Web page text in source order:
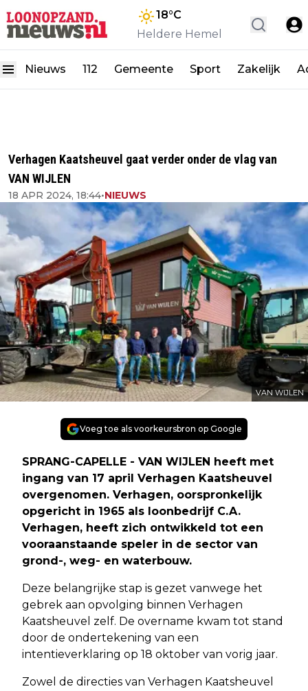
18°C
Heldere Hemel
Nieuws 112 Gemeente Sport Zakelijk
Verhagen Kaatsheuvel gaat verder onder de vlag van
VAN WIJLEN
18 APR 2024, 18:44•NIEUWS
VAN WIJLEN
Voeg toe als voorkeursbron op Google
SPRANG-CAPELLE - VAN WIJLEN heeft met
ingang van 17 april Verhagen Kaatsheuvel
overgenomen. Verhagen, oorspronkelijk
opgericht in 1965 als loonbedrijf C.A.
Verhagen, heeft zich ontwikkeld tot een
vooraanstaande speler in de sector van
grond-, weg- en waterbouw.
Deze belangrijke stap is gezet vanwege het
gebrek aan opvolging binnen Verhagen
Kaatsheuvel zelf. De overname kwam tot stand
door de ondertekening van een
intentieverklaring op 18 oktober van vorig jaar.
Zowel de directies van Verhagen Kaatsheuvel